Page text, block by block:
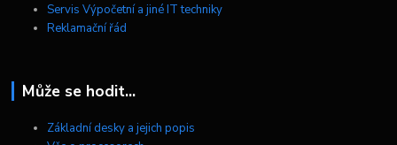
Servis Výpočetní a jiné IT techniky
Reklamační řád
Může se hodit...
Základní desky a jejich popis